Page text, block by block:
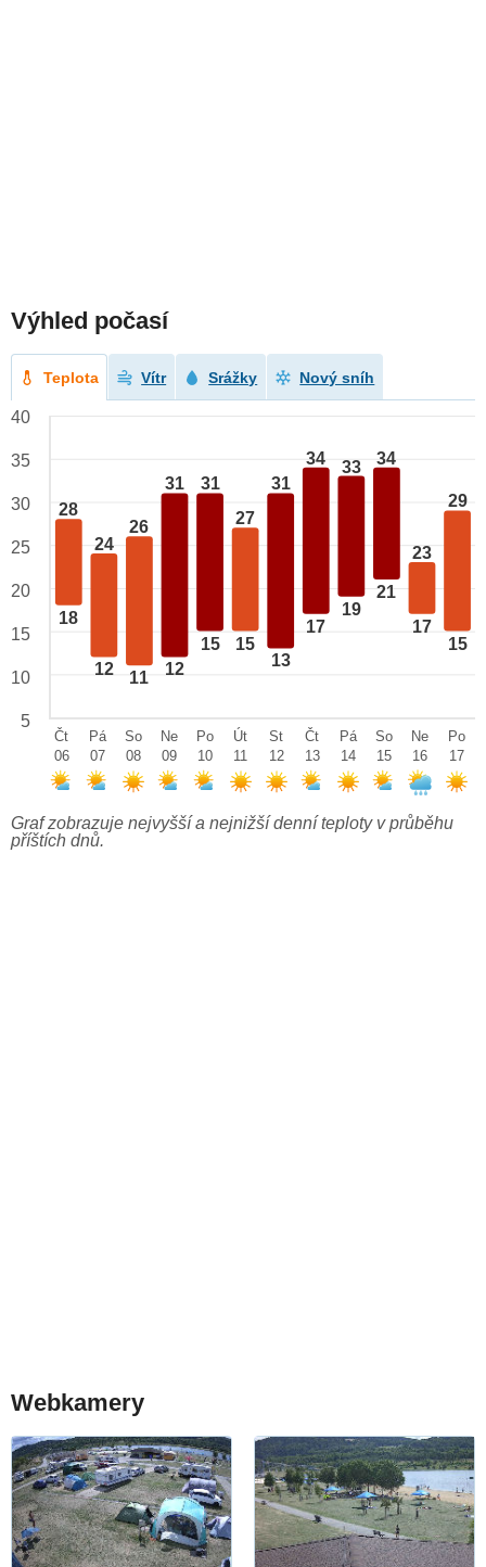
Výhled počasí
Teplota Vítr Srážky Nový sníh
28
18
24
12
26
11
31
12
31
15
27
15
31
13
34
17
33
19
34
21
23
17
29
15
40
35
30
25
20
15
10
5
Čt
06
Pá
07
So
08
Ne
09
Po
10
Út
11
St
12
Čt
13
Pá
14
So
15
Ne
16
Po
17
Graf zobrazuje nejvyšší a nejnižší denní teploty v průběhu
příštích dnů.
Webkamery